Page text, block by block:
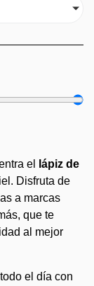
el
lápiz de
Disfruta de
a marcas
que te
al mejor
el día con